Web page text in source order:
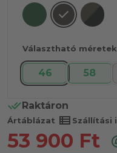
Választható
46 58
Raktáron
Ártáblázat view_list Szállítási
53 900 Ft